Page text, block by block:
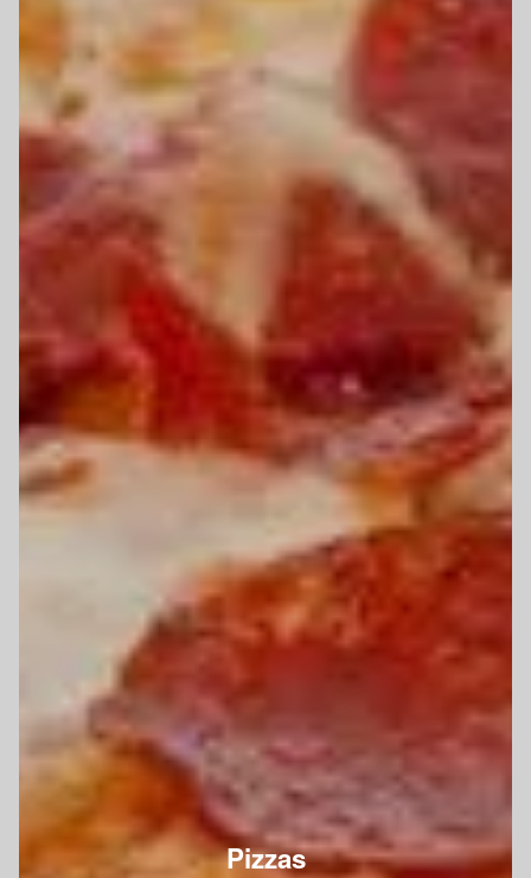
Pizzas